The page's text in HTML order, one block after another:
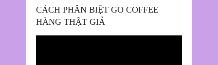
CÁCH PHÂN BIỆT GO COFFEE
HÀNG THẬT GIẢ